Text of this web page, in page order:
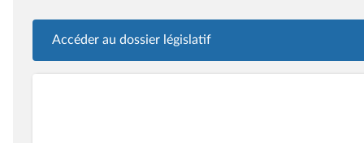
Accéder au dossier législatif